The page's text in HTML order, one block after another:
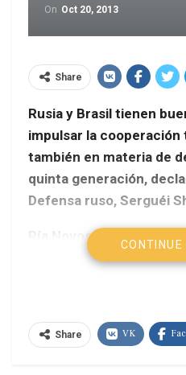
On Oct 20, 2013
Share
Rusia y Brasil tienen
impulsar la
también en materia de
quinta generación,
Defensa ruso, Serguéi
Ría Novosti
“Continuamos
en el ámbito técnico-
CONTINUE
Share VK